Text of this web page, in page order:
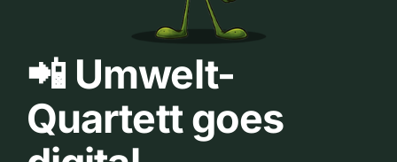
📲 Umwelt-
Quartett goes